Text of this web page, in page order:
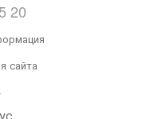
20
сайта